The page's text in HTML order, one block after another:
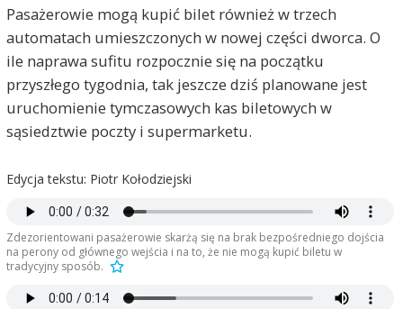
Pasażerowie mogą kupić bilet również w trzech
automatach umieszczonych w nowej części dworca. O
ile naprawa sufitu rozpocznie się na początku
przyszłego tygodnia, tak jeszcze dziś planowane jest
uruchomienie tymczasowych kas biletowych w
sąsiedztwie poczty i supermarketu.
Edycja tekstu: Piotr Kołodziejski
Zdezorientowani pasażerowie skarżą się na brak bezpośredniego dojścia
na perony od głównego wejścia i na to, że nie mogą kupić biletu w
tradycyjny sposób.